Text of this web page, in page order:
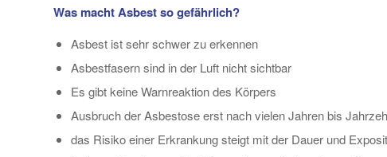
Was macht Asbest so gefährlich?
Asbest ist sehr schwer zu erkennen
Asbestfasern sind in der Luft nicht sichtbar
Es gibt keine Warnreaktion des Körpers
Ausbruch der Asbestose erst nach vielen Jahren bis
das Risiko einer Erkrankung steigt mit der Dauer und